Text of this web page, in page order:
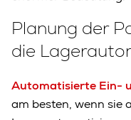
Planung der
die
Automatisierte Ein-
am besten, wenn sie